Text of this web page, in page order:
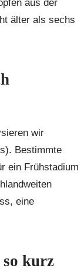
aus der
älter als sechs
wir
Bestimmte
ein Frühstadium
eine
so kurz